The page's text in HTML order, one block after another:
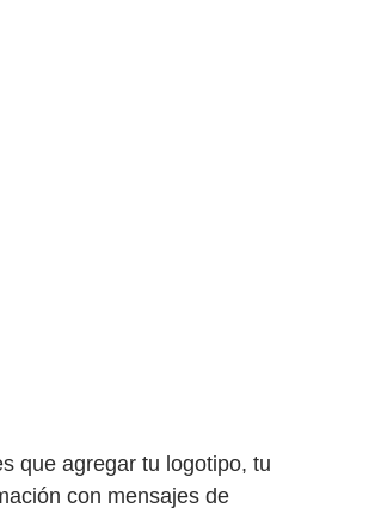
que agregar tu logotipo, tu
con mensajes de